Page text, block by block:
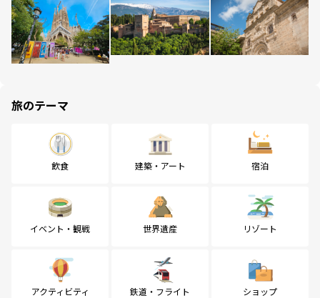
旅のテーマ
飲食 建築・アート 宿泊
イベント・観戦 世界遺産 リゾート
アクティビティ 鉄道・フライト ショップ